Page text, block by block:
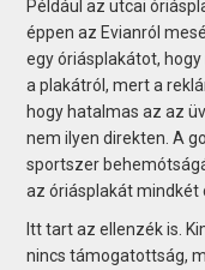
Például az utcai
éppen az Evianról
egy óriásplakátot,
a plakátról, mert a
hogy hatalmas az az
nem ilyen direkten. A
sportszer
az óriásplakát mindkét
Itt tart az ellenzék is.
nincs támogatottság,